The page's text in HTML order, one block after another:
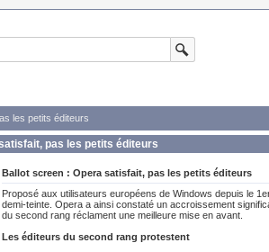
les petits éditeurs
pas les petits éditeurs
Ballot screen : Opera satisfait, pas les petits éditeurs
Proposé aux utilisateurs européens de Windows depuis le
demi-teinte. Opera a ainsi constaté un accroissement
du second rang réclament une meilleure mise en avant.
Les éditeurs du second rang protestent